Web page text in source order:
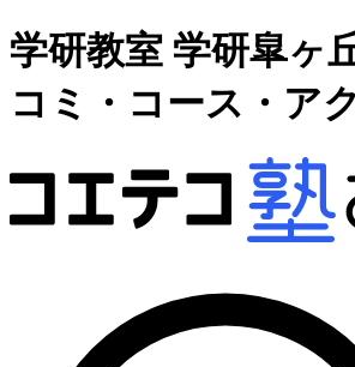
学研教室 学研皐ヶ
コミ・コース・ア